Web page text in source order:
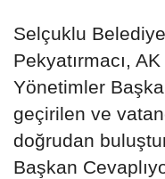
Selçuklu
Pekyatırmacı,
Yönetimler
geçirilen ve
doğrudan
Başkan